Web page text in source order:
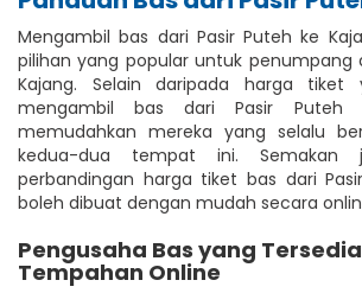
Mengambil bas dari Pasir Puteh ke
pilihan yang popular untuk penumpang
Kajang. Selain daripada harga tiket
mengambil bas dari Pasir Puteh
memudahkan mereka yang selalu
kedua-dua tempat ini. Semakan
perbandingan harga tiket bas dari
boleh dibuat dengan mudah secara
Pengusaha Bas yang
Tempahan Online